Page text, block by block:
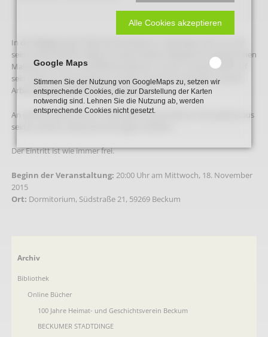
In der Begegnung im Blumenthal blickt Dr. Nikolaidis nicht nur auf
seinen persönlichen Weg von einem kleinen Bergdorf im griechischen
Makedonien bis ins westfälische Beckum zurück, sondern auch auf
sein Leben im Münsterland und den immensen Wandel in seinem
Arbeitsalltag im Beckumer Krankenhaus.
An diesem Abend wird Dr. Nikolaidis in persönlicher Atmosphäre aus
seinen reichen Lebenserinnerungen erzählen !
Der Eintritt ist wie immer frei.
Beginn der Veranstaltung: 20:00 Uhr am Mittwoch, 18. November
2015
Ort: Dormitorium, Südstraße 21, 59269 Beckum
Navigation
Archiv
Bibliothek
Online Bücher
100 Jahre Heimat- und Geschichtsverein Beckum
BECKUMER STADTDINGE
Alle Cookies akzeptieren
Google Maps
Stimmen Sie der Nutzung von GoogleMaps zu, setzen wir
entsprechende Cookies, die zur Darstellung der Karten
notwendig sind. Lehnen Sie die Nutzung ab, werden
entsprechende Cookies nicht gesetzt.